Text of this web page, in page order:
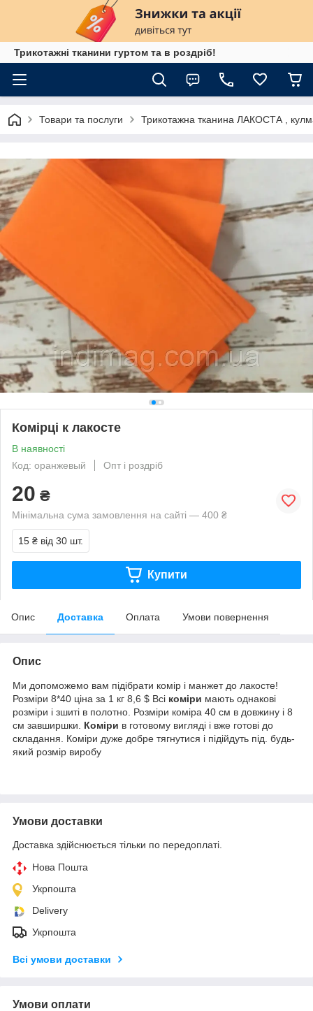
Трикотажні тканини гуртом та в роздріб!
Товари та послуги Трикотажна тканина ЛАКОСТА ,
Комірці к лакосте
В наявності
Код: оранжевый
Опт і роздріб
20 ₴
Мінімальна сума замовлення на сайті — 400 ₴
15 ₴ від 30 шт.
Купити
Опис Доставка Оплата Умови повернення
Опис
Ми допоможемо вам підібрати комір і манжет до лакосте!
Розміри 8*40 ціна за 1 кг 8,6 $ Всі коміри мають однакові
розміри і зшиті в полотно. Розміри коміра 40 см в довжину і 8
см завширшки. Коміри в готовому вигляді і вже готові до
складання. Коміри дуже добре тягнутися і підійдуть під. будь-
який розмір виробу
Умови доставки
Доставка здійснюється тільки по передоплаті.
Нова Пошта
Укрпошта
Delivery
Укрпошта
Всі умови доставки
Умови оплати